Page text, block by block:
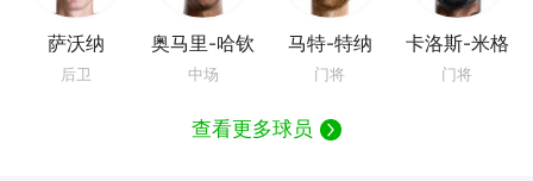
萨沃纳
后卫
奥马里-哈钦
森
中场
马特-特纳
门将
卡洛斯-米格
尔
门将
查看更多球员